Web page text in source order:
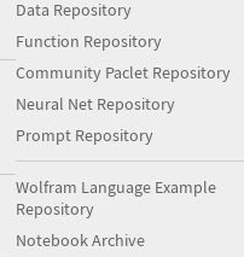
Data Repository
Function Repository
Community Paclet Repository
Neural Net Repository
Prompt Repository
Wolfram Language Example
Repository
Notebook Archive